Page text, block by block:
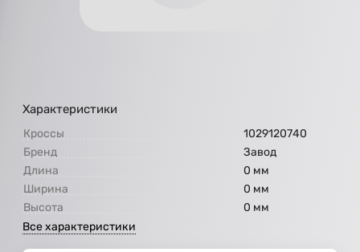
Характеристики
Кроссы
1029120740
Бренд
Завод
Длина
0 мм
Ширина
0 мм
Высота
0 мм
Все характеристики